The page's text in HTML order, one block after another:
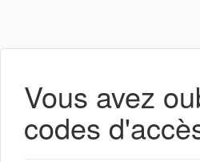
Vous avez
codes